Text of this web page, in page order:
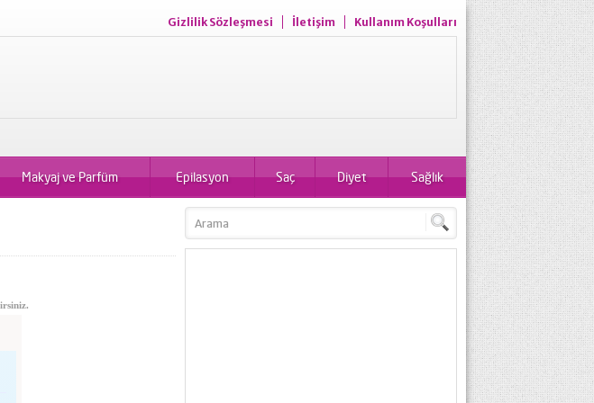
Gizlilik Sözleşmesi İletişim Kullanım Koşulları
Makyaj ve Parfüm Epilasyon Saç Diyet Sağlık